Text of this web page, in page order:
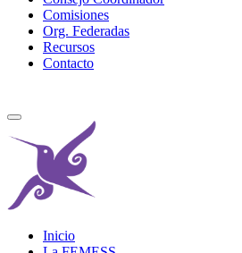
Comisiones
Org. Federadas
Recursos
Contacto
Inicio